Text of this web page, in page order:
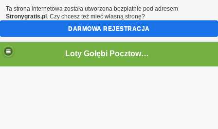
Loty Gołębi Pocztowych Oddział Kwidzyn 2011r.
Ta strona internetowa została utworzona bezpłatnie pod adresem
Stronygratis.pl . Czy chcesz też mieć własną stronę?
DARMOWA REJESTRACJA